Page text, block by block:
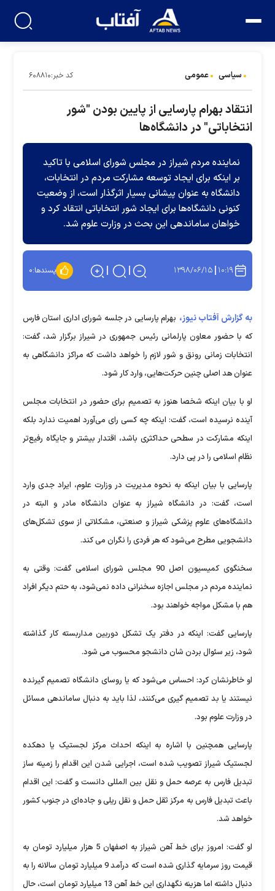
سیاسی عمومی کد خبر:۶۰۸۸۱۰
انتقاد بهرام پارسایی از پایین بودن "شور
انتخاباتی" در دانشگاه‌ها
نماینده مردم شیراز در مجلس شورای اسلامی با تاکید
بر اینکه برای ایجاد توسعه مشارکت مردم در انتخابات،
دانشگاه به عنوان پیشانی بسیار اثرگذار است، از وضعیت
کنونی دانشگاه‌ها برای ایجاد شور انتخاباتی انتقاد کرد و
خواهان ساماندهی این بحث در وزارت علوم شد.
۱۰:۱۹ ۱۳۹۸/۰۶/۱۵ پسندها:۰
به گزارش آفتاب نیوز، بهرام پارسایی در جلسه شورای اداری استان فارس
که با حضور معاون پارلمانی رئیس جمهوری در شیراز برگزار شد، گفت:
انتخابات زمانی رونق و شور لازم را خواهد داشت که مراکز دانشگاهی به
عنوان هد اصلی چنین حرکت‌هایی، وارد کار شود.
او با بیان اینکه شخصا هنوز به تصمیم برای حضور در انتخابات مجلس
آینده نرسیده است، گفت: اینکه چه کسی رای می‌آورد اهمیت ندارد بلکه
اینکه مشارکت در سطحی حداکثری باشد، اقتدار بیشتر و جایگاه رفیع‌تر
نظام اسلامی را در پی دارد.
پارسایی با بیان اینکه به نحوه مدیریت در وزارت علوم، ایراد جدی وارد
است، گفت: در دانشگاه شیراز به عنوان دانشگاه مادر و البته در
دانشگاه‌های علوم پزشکی شیراز و صنعتی، مشکلاتی از سوی تشکل‌های
دانشجویی مطرح می‌شود که هر فردی را نگران می کند.
سخنگوی کمیسیون اصل 90 مجلس شورای اسلامی گفت: وقتی به
نماینده مردم در مجلس اجازه سخنرانی داده نمی‌شود، به حتم دیگر افراد
هم با مشکل مواجه خواهند بود.
پارسایی گفت: اینکه در دفتر یک تشکل دوربین مداربسته کار گذاشته
شود، زیر سئوال بردن شان دانشجو محسوب می شود.
او خاطرنشان کرد: احساس می‌شود که یا روسای دانشگاه تصمیم گیرنده
نیستند یا بد تصمیم گیری می‌کنند، لذا باید به دنبال ساماندهی مسائل
در وزارت علوم بود.
پارسایی همچنین با اشاره به اینکه احداث مرکز لجستیک یا دهکده
لجستیک شیراز تصویب شده است، اجرایی شدن این اقدام را زمینه ساز
تبدیل فارس به عرصه حمل و نقل بین المللی دانست و گفت: این اقدام
باعث تبدیل فارس به مرکز ثقل حمل و نقل ریلی و جاده‌ای در جنوب کشور
خواهد شد.
او گفت: امروز برای خط آهن شیراز به اصفهان 5 هزار میلیارد تومان به
قیمت روز سرمایه گذاری شده است که درآمد 9 میلیارد تومان سالانه را به
دنبال داشته اما هزینه نگهداری این خط آهن 13 میلیارد تومان است، حال